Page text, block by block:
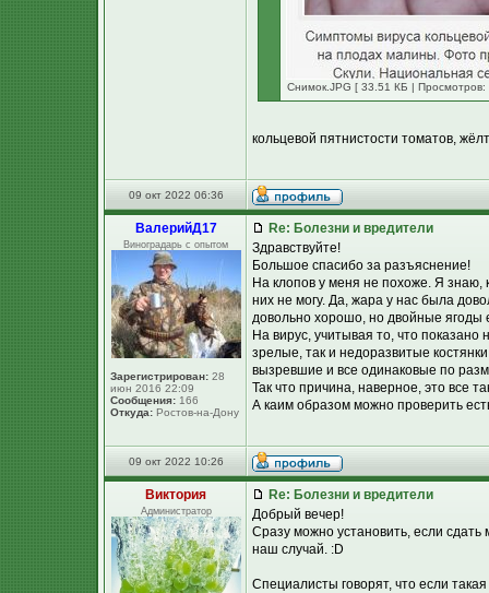
Снимок.JPG [ 33.51 КБ | Просмотров:
кольцевой пятнистости томатов,
09 окт 2022 06:36
ВалерийД17
Виноградарь с опытом
Зарегистрирован: 28
июн 2016 22:09
Сообщения: 166
Откуда: Ростов-на-Дону
Re: Болезни и вредители
Здравствуйте!
Большое спасибо за разъяснение!
На клопов у меня не похоже. Я знаю,
них не могу. Да, жара у нас была
довольно хорошо, но двойные ягоды
На вирус, учитывая то, что
зрелые, так и недоразвитые
вызревшие и все одинаковые по
Так что причина, наверное, это все
А каим образом можно проверить
09 окт 2022 10:26
Виктория
Администратор
Re: Болезни и вредители
Добрый вечер!
Сразу можно установить, если
наш случай. :D
Специалисты говорят, что если